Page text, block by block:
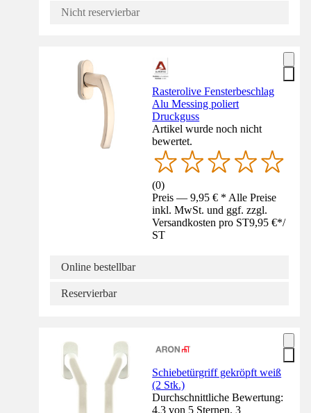
Nicht reservierbar
Rasterolive Fensterbeschlag
Alu Messing poliert
Druckguss
Artikel wurde noch nicht
bewertet.
(0)
Preis — 9,95 € * Alle Preise
inkl. MwSt. und ggf. zzgl.
Versandkosten pro ST9,95 €*/
ST
Online bestellbar
Reservierbar
Schiebetürgriff gekröpft weiß
(2 Stk.)
Durchschnittliche Bewertung:
4.3 von 5 Sternen. 3